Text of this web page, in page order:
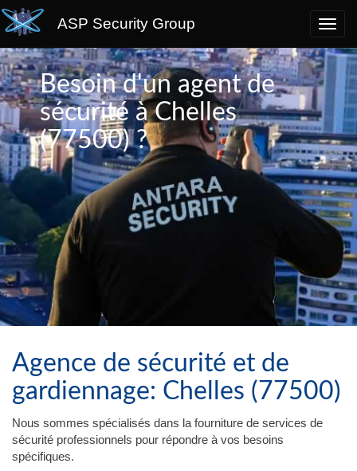
ASP Security Group
Besoin d'un agent de
sécurité à Chelles
(77500) ?
Agence de sécurité et de
gardiennage: Chelles (77500)
Nous sommes spécialisés dans la fourniture de services de
sécurité professionnels pour répondre à vos besoins
spécifiques.